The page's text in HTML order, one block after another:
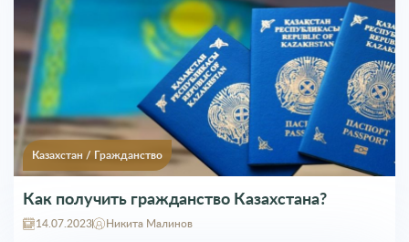
Казахстан Гражданство
Как получить гражданство Казахстана?
14.07.2023 Никита Малинов